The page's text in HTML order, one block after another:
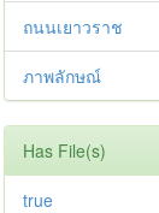
ถนนเยาวราช
ภาพลักษณ์
Has File(s)
true